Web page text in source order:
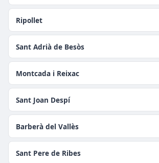
Ripollet
Sant Adrià de Besòs
Montcada i Reixac
Sant Joan Despí
Barberà del Vallès
Sant Pere de Ribes